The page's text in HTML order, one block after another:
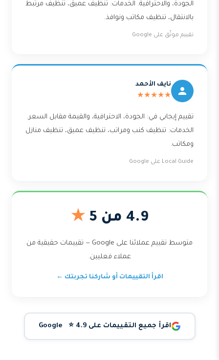
الجودة، والاحترافية. الخدمات: تنظيف عميق، تنظيف مرتبط
بالانتقال، تنظيف مكاتب ونوافذ.
تقييم موثّق على Google
نايف الأحمد
★★★★★
تقييم إيجابي في: الجودة، الاحترافية، والقيمة مقابل السعر.
الخدمات: تنظيف كنب ومراتب، تنظيف عميق، تنظيف منازل
ومكاتب.
Local Guide على Google
4.9 من 5 ★
متوسط تقييم عملائنا على Google — تقييمات حقيقية من
عملاء فعليين.
اقرأ التقييمات أو شاركنا تجربتك ←
اقرأ جميع التقييمات على Google ⭐ 4.9